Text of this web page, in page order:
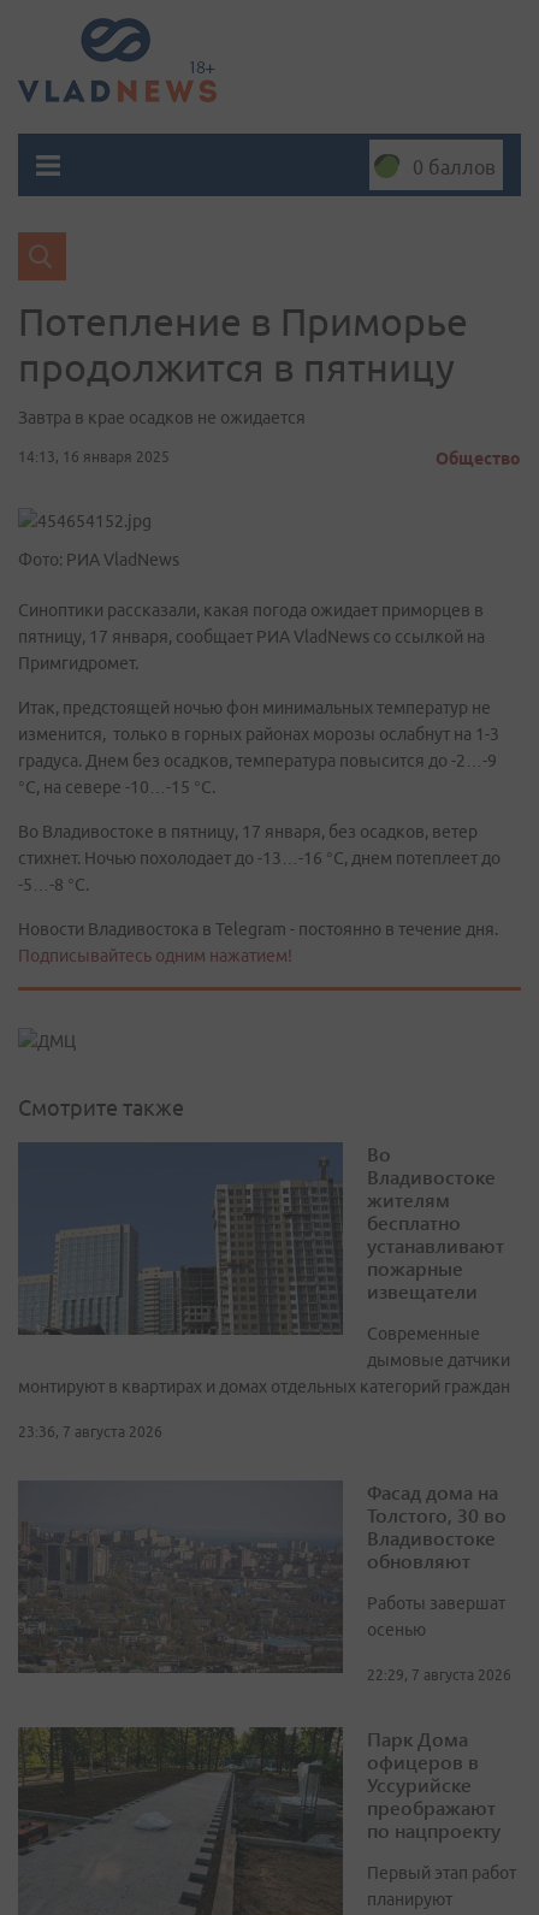
0 баллов
Потепление в Приморье
продолжится в пятницу
Завтра в крае осадков не ожидается
14:13, 16 января 2025 Общество
Фото: РИА VladNews
Синоптики рассказали, какая погода ожидает приморцев в
пятницу, 17 января, сообщает РИА VladNews со ссылкой на
Примгидромет.
Итак, предстоящей ночью фон минимальных температур не
изменится, только в горных районах морозы ослабнут на 1-3
градуса. Днем без осадков, температура повысится до -2…-9
°C, на севере -10…-15 °C.
Во Владивостоке в пятницу, 17 января, без осадков, ветер
стихнет. Ночью похолодает до -13…-16 °C, днем потеплеет до
-5…-8 °C.
Новости Владивостока в Telegram - постоянно в течение дня.
Подписывайтесь одним нажатием!
Смотрите также
Во
Владивостоке
жителям
бесплатно
устанавливают
пожарные
извещатели
Современные
дымовые датчики
монтируют в квартирах и домах отдельных категорий граждан
23:36, 7 августа 2026
Фасад дома на
Толстого, 30 во
Владивостоке
обновляют
Работы завершат
осенью
22:29, 7 августа 2026
Парк Дома
офицеров в
Уссурийске
преображают
по нацпроекту
Первый этап работ
планируют